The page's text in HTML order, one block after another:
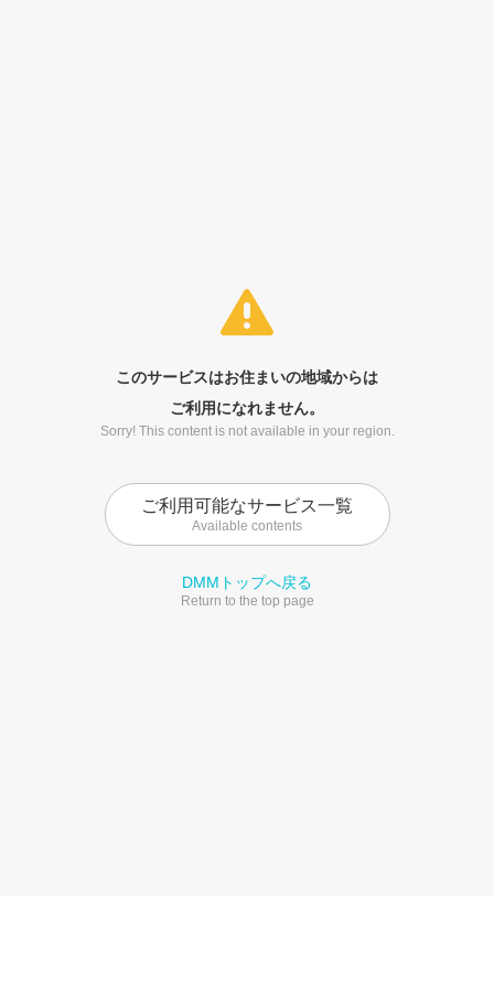
このサービスはお住まいの地域からは
ご利用になれません。
Sorry! This content is not available in your region.
ご利用可能なサービス一覧
Available contents
DMMトップへ戻る
Return to the top page